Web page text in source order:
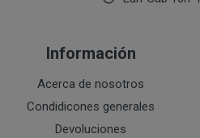
Información
Acerca de nosotros
Condidicones generales
Devoluciones
A tal efecto, el cliente